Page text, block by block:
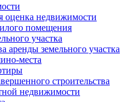
оценка недвижимости
помещения
участка
аренды земельного участка
места
строительства
недвижимости